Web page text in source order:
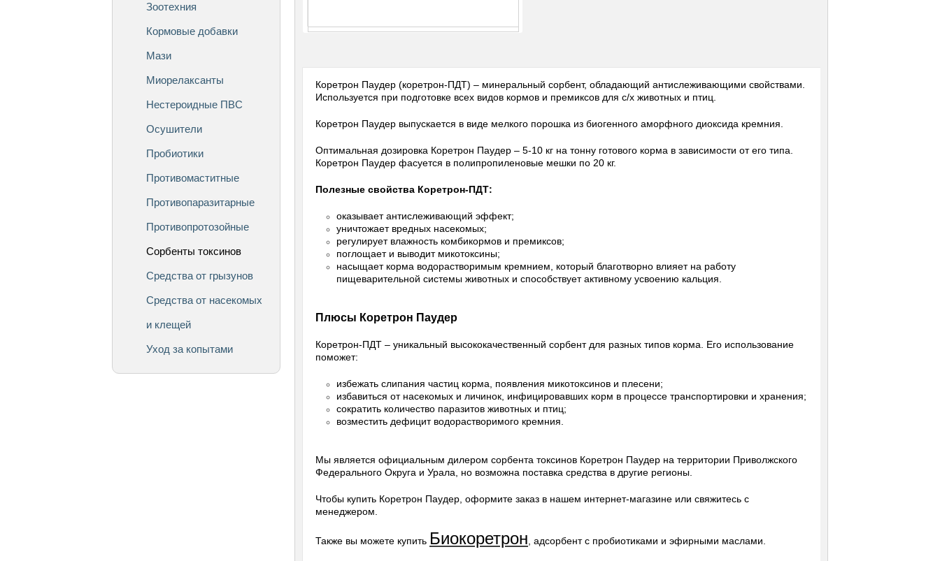
Зоотехния
Кормовые добавки
Мази
Миорелаксанты
Нестероидные ПВС
Осушители
Пробиотики
Противомаститные
Противопаразитарные
Противопротозойные
Сорбенты токсинов
Средства от грызунов
Средства от насекомых
и клещей
Уход за копытами
Коретрон Паудер (коретрон-ПДТ) – минеральный сорбент, обладающий антислеживающими свойствами.
Используется при подготовке всех видов кормов и премиксов для с/х животных и птиц.
Коретрон Паудер выпускается в виде мелкого порошка из биогенного аморфного диоксида кремния.
Оптимальная дозировка Коретрон Паудер – 5-10 кг на тонну готового корма в зависимости от его типа.
Коретрон Паудер фасуется в полипропиленовые мешки по 20 кг.
Полезные свойства Коретрон-ПДТ:
оказывает антислеживающий эффект;
уничтожает вредных насекомых;
регулирует влажность комбикормов и премиксов;
поглощает и выводит микотоксины;
насыщает корма водорастворимым кремнием, который благотворно влияет на работу
пищеварительной системы животных и способствует активному усвоению кальция.
Плюсы Коретрон Паудер
Коретрон-ПДТ – уникальный высококачественный сорбент для разных типов корма. Его использование
поможет:
избежать слипания частиц корма, появления микотоксинов и плесени;
избавиться от насекомых и личинок, инфицировавших корм в процессе транспортировки и хранения;
сократить количество паразитов животных и птиц;
возместить дефицит водорастворимого кремния.
Мы является официальным дилером сорбента токсинов Коретрон Паудер на территории Приволжского
Федерального Округа и Урала, но возможна поставка средства в другие регионы.
Чтобы купить Коретрон Паудер, оформите заказ в нашем интернет-магазине или свяжитесь с
менеджером.
Также вы можете купить Биокоретрон , адсорбент с пробиотиками и эфирными маслами.